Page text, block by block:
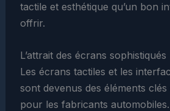
tactile et esthétique qu’un bon
offrir.
L’attrait des écrans sophistiqués
Les écrans tactiles et les
sont devenus des éléments
pour les fabricants